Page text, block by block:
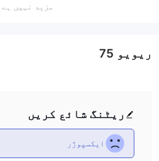
into my go4rex login, I wouldمزید نہیں ہے
ریٹنگ شائع کریں
ایکسپوژر
ریویو